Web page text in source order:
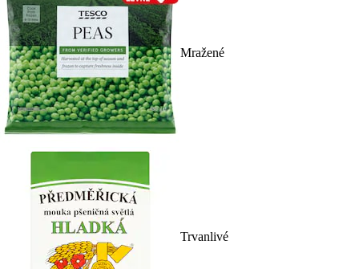
Mražené
Trvanlivé